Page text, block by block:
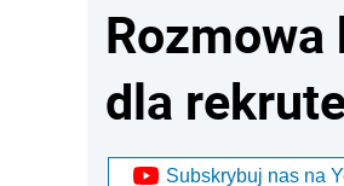
dla
Subskrybuj nas na